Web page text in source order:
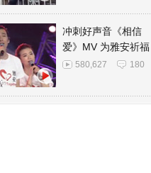
冲刺好声音《相信
爱》MV 为雅安祈福
580,627 180